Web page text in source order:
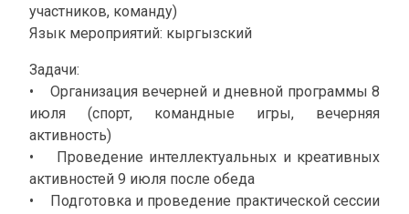
участников, команду)
Язык мероприятий: кыргызский
Задачи:
• Организация вечерней и дневной программы 8
июля (спорт, командные игры, вечерняя
активность)
• Проведение интеллектуальных и креативных
активностей 9 июля после обеда
• Подготовка и проведение практической сессии